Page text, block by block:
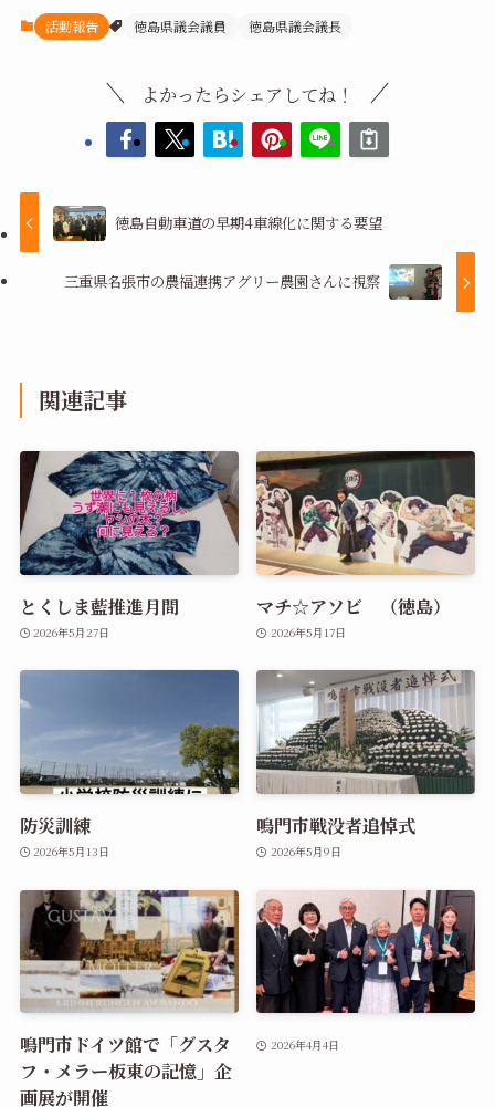
活動報告 徳島県議会議員 徳島県議会議長
よかったらシェアしてね！
徳島自動車道の早期4車線化に関する要望
三重県名張市の農福連携アグリー農園さんに視察
関連記事
とくしま藍推進月間
2026年5月27日
マチ☆アソビ （徳島）
2026年5月17日
防災訓練
2026年5月13日
鳴門市戦没者追悼式
2026年5月9日
鳴門市ドイツ館で「グスタ
フ・メラー板東の記憶」企
画展が開催
2026年4月4日